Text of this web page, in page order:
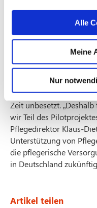
Alle
Meine
Nur
Der Mangel an
ist auch leider im St.
Auch hier bleiben
Zeit unbesetzt.
wir Teil des
Pflegedirektor Klaus-
Unterstützung von
die pflegerische
in Deutschland
Artikel teilen